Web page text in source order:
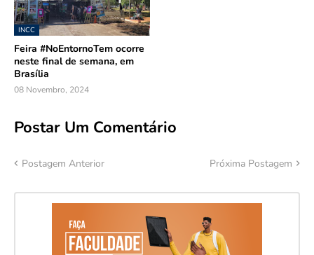
INCC
Feira #NoEntornoTem ocorre
neste final de semana, em
Brasília
08 Novembro, 2024
Postar Um Comentário
Postagem Anterior Próxima Postagem